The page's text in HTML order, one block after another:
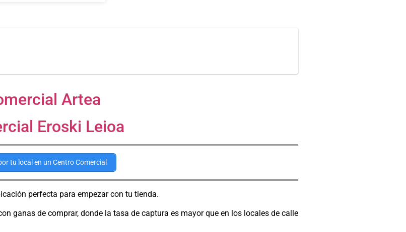
Artea
Eroski Leioa
tu local en un Centro Comercial
perfecta para empezar con tu tienda.
ganas de comprar, donde la tasa de captura es mayor que en los locales de calle